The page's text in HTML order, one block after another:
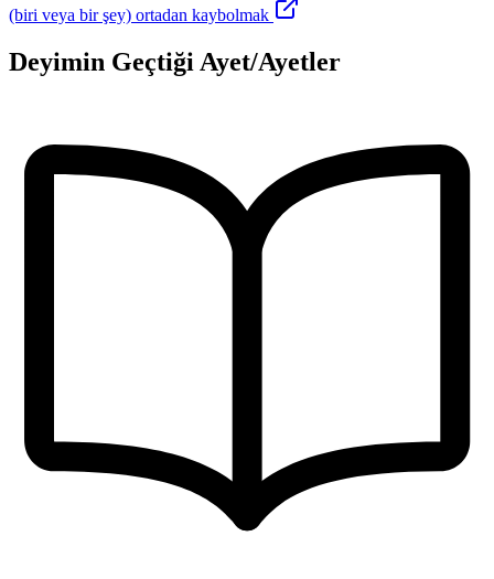
(biri veya bir şey) ortadan kaybolmak
Deyimin Geçtiği Ayet/Ayetler